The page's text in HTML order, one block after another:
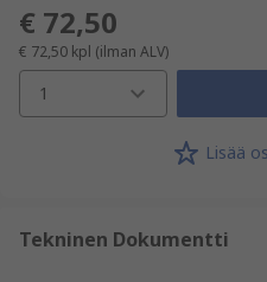
€ 72,50
€ 72,50 kpl (ilman ALV)
1
Lisää
Tekninen Dokumentti